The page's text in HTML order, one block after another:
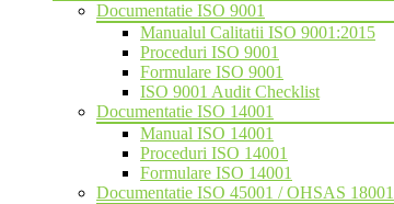
Documentatie ISO 9001
Manualul Calitatii ISO 9001:2015
Proceduri ISO 9001
Formulare ISO 9001
ISO 9001 Audit Checklist
Documentatie ISO 14001
Manual ISO 14001
Proceduri ISO 14001
Formulare ISO 14001
Documentatie ISO 45001 / OHSAS 18001